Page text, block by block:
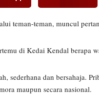
teman-teman, muncul
di Kedai Kendal berapa
sederhana dan bersahaja.
maupun secara nasional.